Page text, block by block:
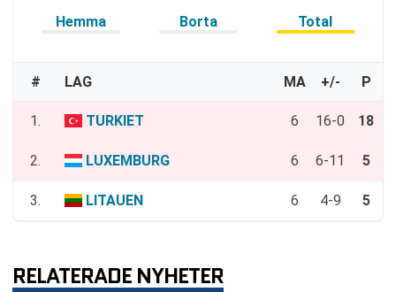
Hemma Borta Total
# LAG MA +/- P
1. TURKIET 6 16-0 18
2. LUXEMBURG 6 6-11 5
3. LITAUEN 6 4-9 5
RELATERADE NYHETER